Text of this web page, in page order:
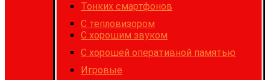
Тонких смартфонов
С тепловизором
С хорошим звуком
С хорошей оперативной памятью
Игровые